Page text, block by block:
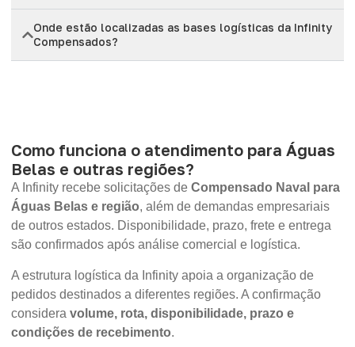
Onde estão localizadas as bases logísticas da Infinity
Compensados?
Como funciona o atendimento para Águas
Belas e outras regiões?
A Infinity recebe solicitações de Compensado Naval para
Águas Belas e região, além de demandas empresariais
de outros estados. Disponibilidade, prazo, frete e entrega
são confirmados após análise comercial e logística.
A estrutura logística da Infinity apoia a organização de
pedidos destinados a diferentes regiões. A confirmação
considera volume, rota, disponibilidade, prazo e
condições de recebimento.